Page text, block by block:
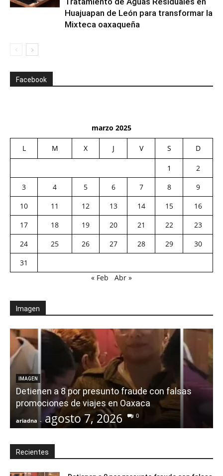
Huajuapan de León para transformar la
Mixteca oaxaqueña
Facebook
marzo 2025
L M X J V S D
1
2
3
4 5 6 7 8
9
10
11 12 13 14 15
16
17
18 19 20 21 22
23
24
25 26 27 28 29
30
31
« Feb
Abr »
Imagen
IMAGEN
Detienen a 8 por presunto fraude con falsas
promociones de viajes en Oaxaca
ariadna - agosto 7, 2026 0
Recientes